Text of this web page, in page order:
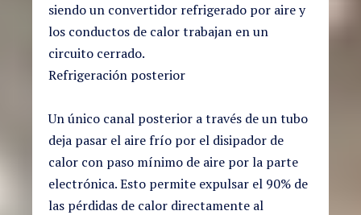
siendo un convertidor refrigerado por aire y
los conductos de calor trabajan en un
circuito cerrado.
Refrigeración posterior
Un único canal posterior a través de un tubo
deja pasar el aire frío por el disipador de
calor con paso mínimo de aire por la parte
electrónica. Esto permite expulsar el 90% de
las pérdidas de calor directamente al